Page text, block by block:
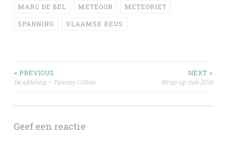
MARC DE BEL METEOOR METEORIET
SPANNING VLAAMSE REUS
Post
< PREVIOUS
De afdeling – Tammy Cohen
NEXT >
Wrap-up mei 2019
Geef een reactie